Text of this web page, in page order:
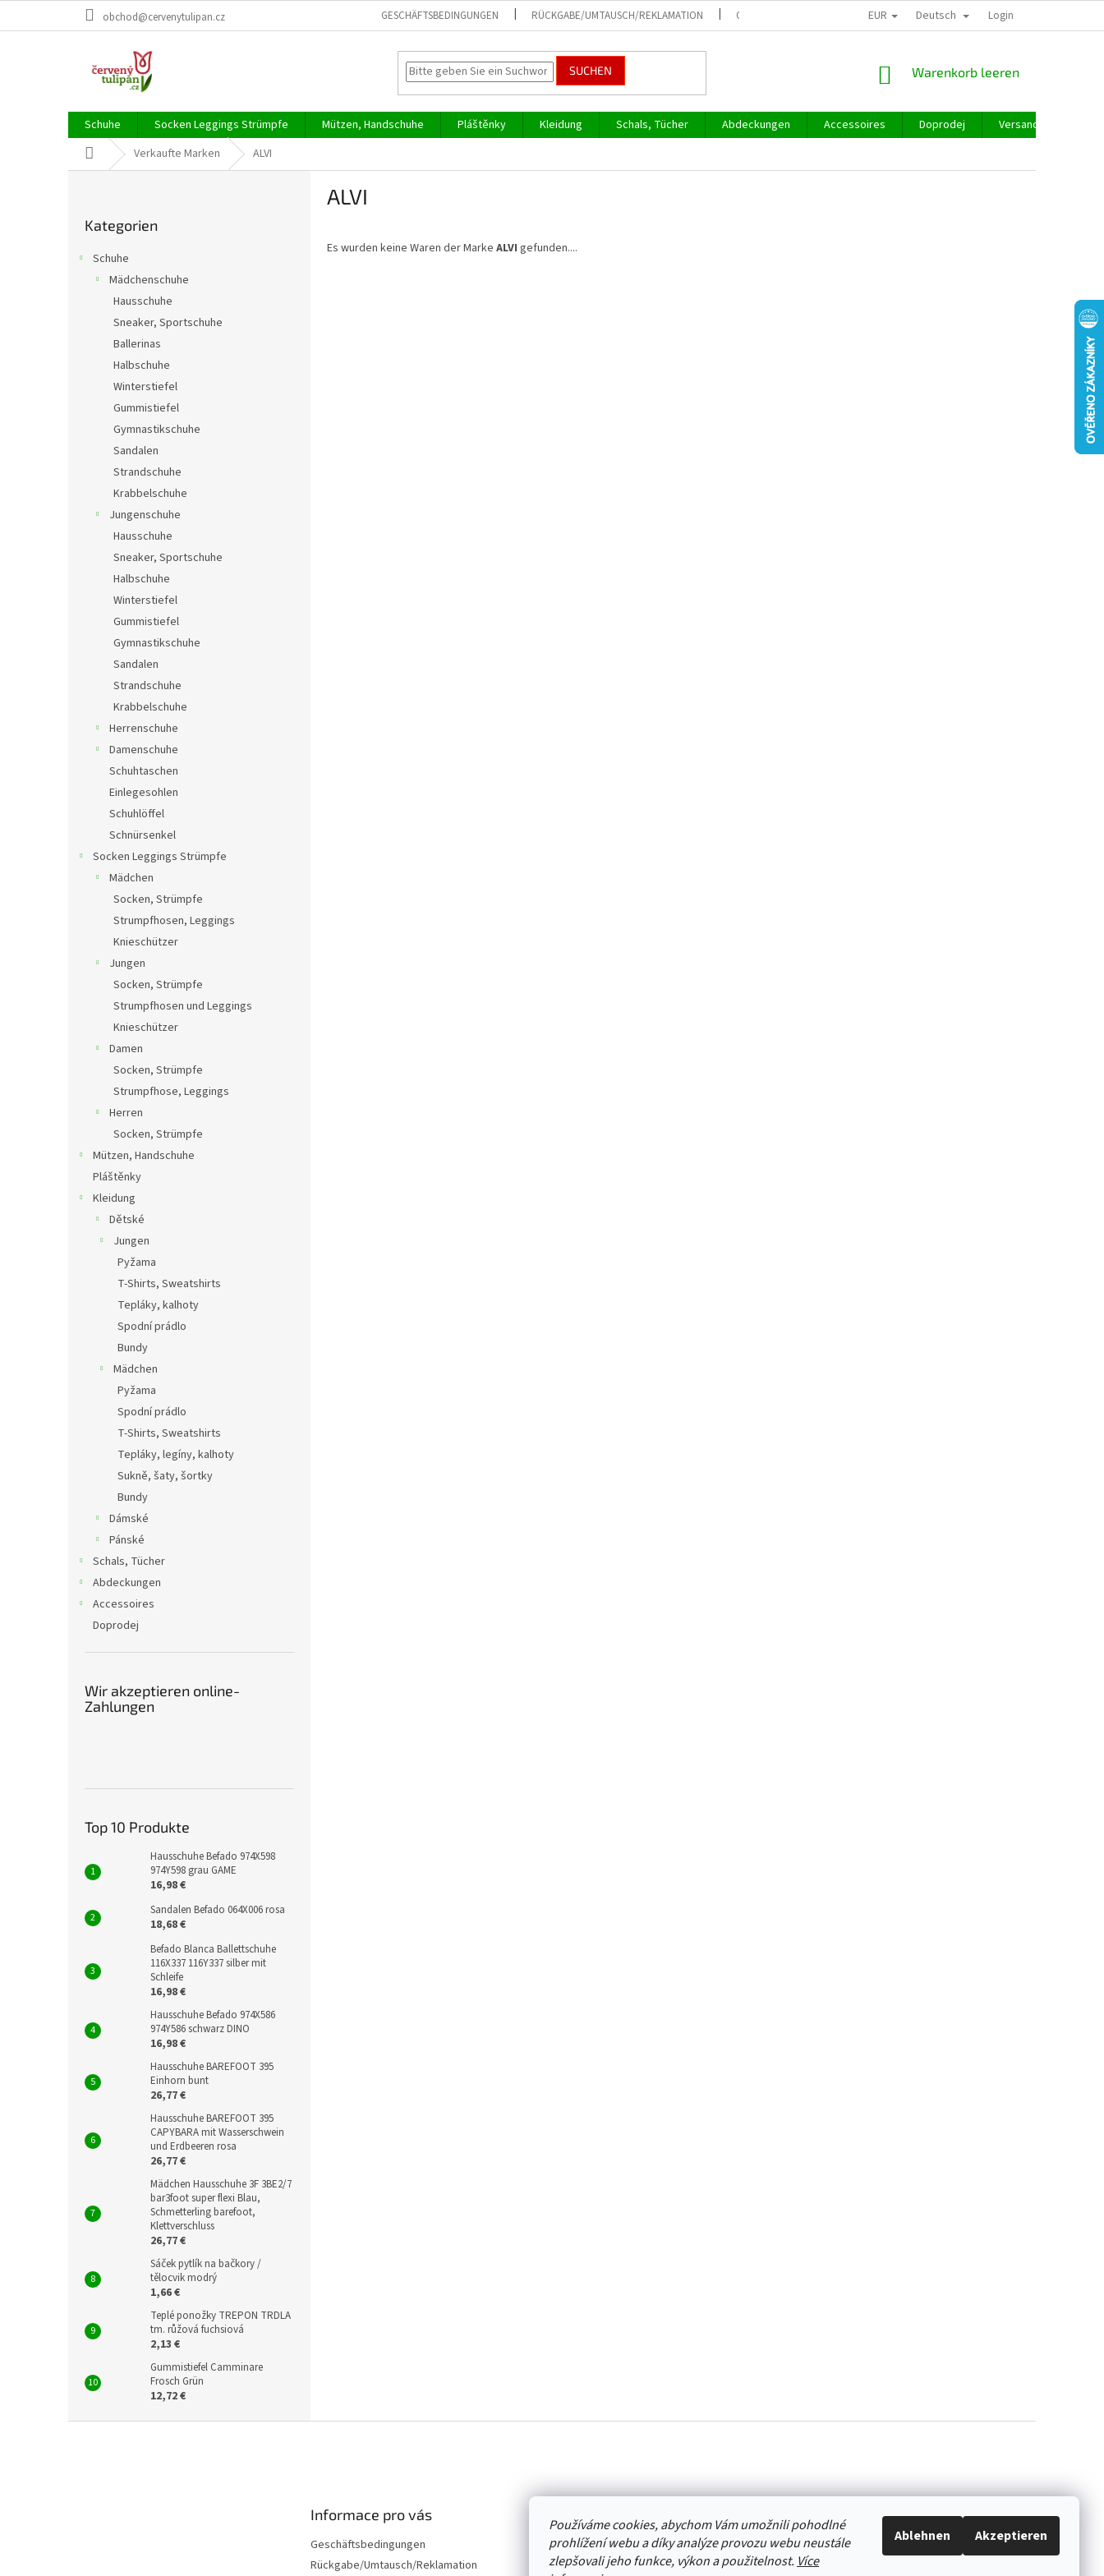
Používáme cookies, abychom Vám umožnili pohodlné
prohlížení webu a díky analýze provozu webu neustále
zlepšovali jeho funkce, výkon a použitelnost. Více
Ablehnen Akzeptieren
obchod@cervenytulipan.cz GESCHÄFTSBEDINGUNGEN RÜCKGABE/UMTAUSCH/REKLAMATION GROSSHANDEL EUR Deutsch Login
SUCHEN WARENKORB
Warenkorb leeren
Schuhe Socken Leggings Strümpfe Mützen, Handschuhe Pláštěnky Kleidung Schals, Tücher Abdeckungen Accessoires Doprodej
Versand und Zahlung
StartseiteVerkaufte Marken ALVI
überspringen
Kategorien
Schuhe
Mädchenschuhe
Hausschuhe
Sneaker, Sportschuhe
Ballerinas
Halbschuhe
Winterstiefel
Gummistiefel
Gymnastikschuhe
Sandalen
Strandschuhe
Krabbelschuhe
Jungenschuhe
Hausschuhe
Sneaker, Sportschuhe
Halbschuhe
Winterstiefel
Gummistiefel
Gymnastikschuhe
Sandalen
Strandschuhe
Krabbelschuhe
Herrenschuhe
Damenschuhe
Schuhtaschen
Einlegesohlen
Schuhlöffel
Schnürsenkel
Socken Leggings Strümpfe
Mädchen
Socken, Strümpfe
Strumpfhosen, Leggings
Knieschützer
Jungen
Socken, Strümpfe
Strumpfhosen und Leggings
Knieschützer
Damen
Socken, Strümpfe
Strumpfhose, Leggings
Herren
Socken, Strümpfe
Mützen, Handschuhe
Pláštěnky
Kleidung
Dětské
Jungen
Pyžama
T-Shirts, Sweatshirts
Tepláky, kalhoty
Spodní prádlo
Bundy
Mädchen
Pyžama
Spodní prádlo
T-Shirts, Sweatshirts
Tepláky, legíny, kalhoty
Sukně, šaty, šortky
Bundy
Dámské
Pánské
Schals, Tücher
Abdeckungen
Accessoires
Doprodej
Wir akzeptieren online-
Zahlungen
Top 10 Produkte
Hausschuhe Befado 974X598
974Y598 grau GAME
16,98 €
Sandalen Befado 064X006 rosa
18,68 €
Befado Blanca Ballettschuhe
116X337 116Y337 silber mit
Schleife
16,98 €
Hausschuhe Befado 974X586
974Y586 schwarz DINO
16,98 €
Hausschuhe BAREFOOT 395
Einhorn bunt
26,77 €
Hausschuhe BAREFOOT 395
CAPYBARA mit Wasserschwein
und Erdbeeren rosa
26,77 €
Mädchen Hausschuhe 3F 3BE2/7
bar3foot super flexi Blau,
Schmetterling barefoot,
Klettverschluss
26,77 €
Sáček pytlík na bačkory /
tělocvik modrý
1,66 €
Teplé ponožky TREPON TRDLA
tm. růžová fuchsiová
2,13 €
Gummistiefel Camminare
Frosch Grün
12,72 €
ALVI
Es wurden keine Waren der Marke ALVI gefunden....
Informace pro vás
Geschäftsbedingungen
Rückgabe/Umtausch/Reklamation